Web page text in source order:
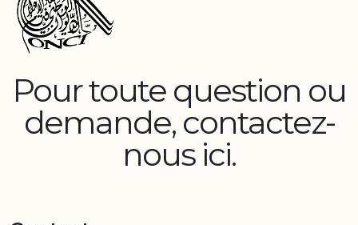
Pour toute question ou
demande, contactez-
nous ici.